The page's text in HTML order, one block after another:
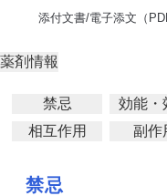
添付文書/電子添文（
薬剤情報
禁忌 効能・
相互作用
副作
禁忌